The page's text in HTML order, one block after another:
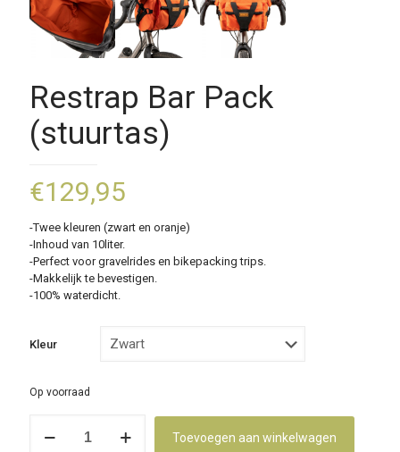
Restrap Bar Pack
(stuurtas)
€129,95
-Twee kleuren (zwart en oranje)
-Inhoud van 10liter.
-Perfect voor gravelrides en bikepacking trips.
-Makkelijk te bevestigen.
-100% waterdicht.
Kleur
Op voorraad
Bar
Toevoegen aan winkelwagen